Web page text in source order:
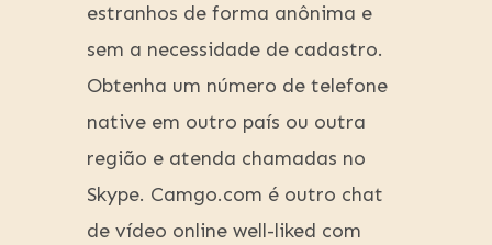
estranhos de forma anônima e
sem a necessidade de cadastro.
Obtenha um número de telefone
native em outro país ou outra
região e atenda chamadas no
Skype. Camgo.com é outro chat
de vídeo online well-liked com